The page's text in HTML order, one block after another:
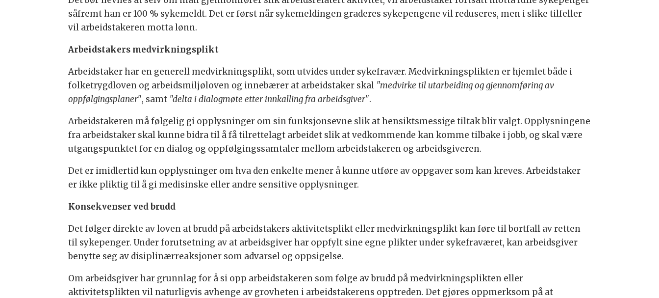
såfremt han er 100 % sykemeldt. Det er først når sykemeldingen graderes sykepengene vil reduseres, men i slike tilfeller
vil arbeidstakeren motta lønn.
Arbeidstakers medvirkningsplikt
Arbeidstaker har en generell medvirkningsplikt, som utvides under sykefravær. Medvirkningsplikten er hjemlet både i
folketrygdloven og arbeidsmiljøloven og innebærer at arbeidstaker skal "medvirke til utarbeiding og gjennomføring av
oppfølgingsplaner", samt "delta i dialogmøte etter innkalling fra arbeidsgiver".
Arbeidstakeren må følgelig gi opplysninger om sin funksjonsevne slik at hensiktsmessige tiltak blir valgt. Opplysningene
fra arbeidstaker skal kunne bidra til å få tilrettelagt arbeidet slik at vedkommende kan komme tilbake i jobb, og skal være
utgangspunktet for en dialog og oppfølgingssamtaler mellom arbeidstakeren og arbeidsgiveren.
Det er imidlertid kun opplysninger om hva den enkelte mener å kunne utføre av oppgaver som kan kreves. Arbeidstaker
er ikke pliktig til å gi medisinske eller andre sensitive opplysninger.
Konsekvenser ved brudd
Det følger direkte av loven at brudd på arbeidstakers aktivitetsplikt eller medvirkningsplikt kan føre til bortfall av retten
til sykepenger. Under forutsetning av at arbeidsgiver har oppfylt sine egne plikter under sykefraværet, kan arbeidsgiver
benytte seg av disiplinærreaksjoner som advarsel og oppsigelse.
Om arbeidsgiver har grunnlag for å si opp arbeidstakeren som følge av brudd på medvirkningsplikten eller
aktivitetsplikten vil naturligvis avhenge av grovheten i arbeidstakerens opptreden. Det gjøres oppmerksom på at